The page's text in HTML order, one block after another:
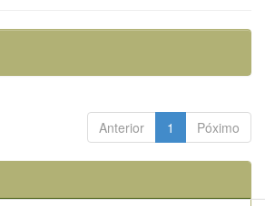
Anterior 1 Póximo